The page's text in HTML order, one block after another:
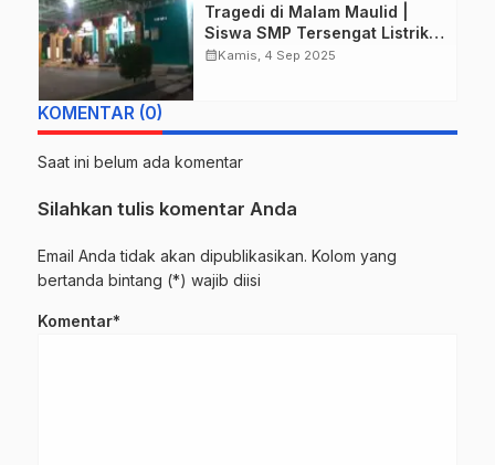
Masyarakat.
Tragedi di Malam Maulid |
Siswa SMP Tersengat Listrik
di Masjid Nurul Islam
calendar_monthKamis, 4 Sep 2025
KOMENTAR (0)
Saat ini belum ada komentar
Silahkan tulis komentar Anda
Email Anda tidak akan dipublikasikan. Kolom yang
bertanda bintang (*) wajib diisi
Komentar*